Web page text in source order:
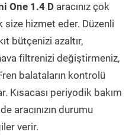
One 1.4 D aracınız çok
size hizmet eder. Düzenli
bütçenizi azaltır,
filtrenizi değiştirmeniz,
balataların kontrolü
Kısacası periyodik bakım
aracınızın durumu
verir.